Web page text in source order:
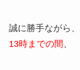
誠に勝手ながら、
13時までの間 、